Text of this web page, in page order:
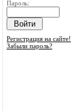
Пароль:
Регистрация на сайте!
Забыли пароль?